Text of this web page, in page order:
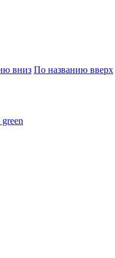
вниз По названию вверх